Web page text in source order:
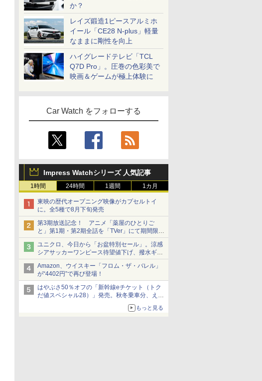
か？
レイズ鍛造1ピースアルミホ
イール「CE28 N-plus」軽量
なままに剛性を向上
ハイグレードテレビ「TCL
Q7D Pro」。圧巻の色彩美で
映画＆ゲームが極上体験に
Car Watch をフォローする
Impress Watchシリーズ 人気記事
1時間 24時間 1週間 1カ月
東映の歴代オープニング映像がカプセルトイ
に。全5種で8月下旬発売
第3期放送記念！ アニメ「薬屋のひとりご
と」第1期・第2期全話を「TVer」にて期間限定
で順次無料配信開始
ユニクロ、今日から「お盆特別セール」。涼感
シアサッカーワンピース待望値下げ、撥水ギア
ショーツは1990円に
Amazon、ウイスキー「フロム・ザ・バレル」
が“4402円”で再び登場！
はやぶさ50％オフの「新幹線eチケット（トク
だ値スペシャル28）」発売。秋冬乗車分、えき
もっと見る